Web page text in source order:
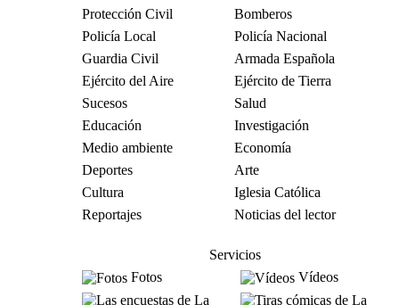
Protección Civil
Bomberos
Policía Local
Policía Nacional
Guardia Civil
Armada Española
Ejército del Aire
Ejército de Tierra
Sucesos
Salud
Educación
Investigación
Medio ambiente
Economía
Deportes
Arte
Cultura
Iglesia Católica
Reportajes
Noticias del lector
Servicios
Fotos
Vídeos